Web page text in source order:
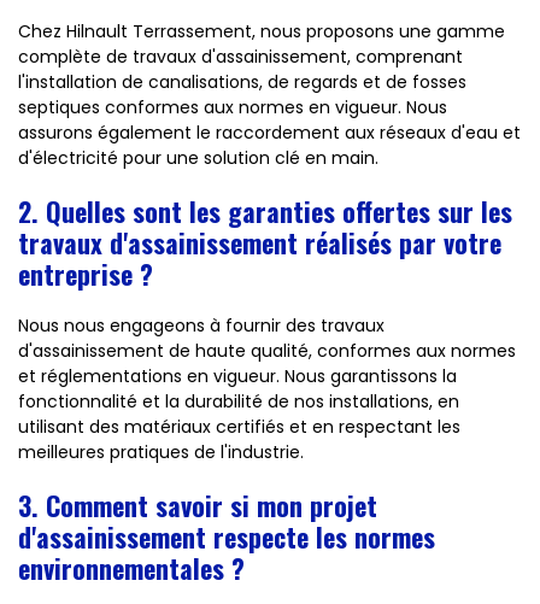
Chez Hilnault Terrassement, nous proposons une gamme
complète de travaux d'assainissement, comprenant
l'installation de canalisations, de regards et de fosses
septiques conformes aux normes en vigueur. Nous
assurons également le raccordement aux réseaux d'eau et
d'électricité pour une solution clé en main.
2. Quelles sont les garanties offertes sur les
travaux d'assainissement réalisés par votre
entreprise ?
Nous nous engageons à fournir des travaux
d'assainissement de haute qualité, conformes aux normes
et réglementations en vigueur. Nous garantissons la
fonctionnalité et la durabilité de nos installations, en
utilisant des matériaux certifiés et en respectant les
meilleures pratiques de l'industrie.
3. Comment savoir si mon projet
d'assainissement respecte les normes
environnementales ?